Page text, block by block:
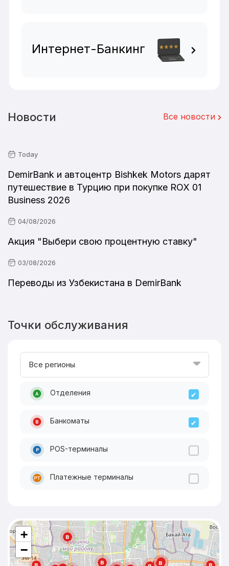
Интернет-Банкинг
Новости Все новости
Today
DemirBank и автоцентр Bishkek Motors дарят
путешествие в Турцию при покупке ROX 01
Business 2026
04/08/2026
Акция "Выбери свою процентную ставку"
03/08/2026
Переводы из Узбекистана в DemirBank
Точки обслуживания
Регион
Все регионы
Отделения
Банкоматы
POS-терминалы
Платежные терминалы
Интерактивная карта. Для поиска отделений и банкоматов
+
−